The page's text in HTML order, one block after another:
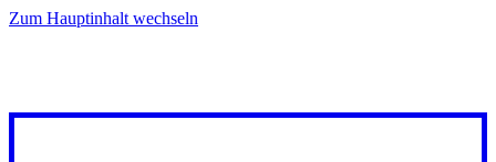
Zum Hauptinhalt wechseln